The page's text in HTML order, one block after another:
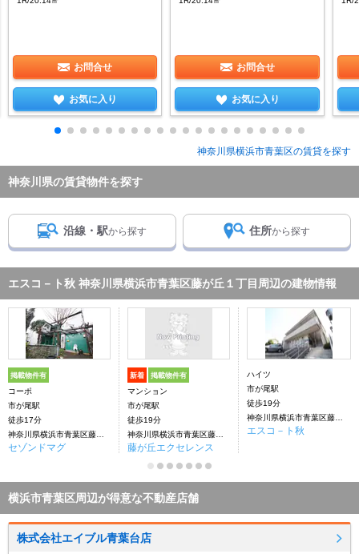
お問合せ
お気に入り
お問合せ
お気に入り
神奈川県横浜市青葉区の賃貸を探す
神奈川県の賃貸物件を探す
沿線・駅から探す 住所から探す
エスコ－ト秋 神奈川県横浜市青葉区藤が丘１丁目周辺の建物情報
掲載物件有
コーポ
市が尾駅
徒歩17分
セゾンドマグ
新着 掲載物件有
マンション
市が尾駅
徒歩19分
藤が丘エクセレンス
ハイツ
市が尾駅
徒歩19分
エスコ－ト秋
横浜市青葉区周辺が得意な不動産店舗
株式会社エイブル青葉台店